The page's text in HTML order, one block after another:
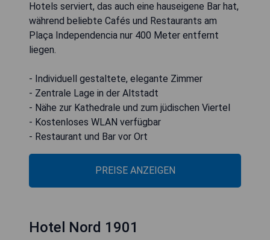
Hotels serviert, das auch eine hauseigene Bar hat,
während beliebte Cafés und Restaurants am
Plaça Independencia nur 400 Meter entfernt
liegen.
- Individuell gestaltete, elegante Zimmer
- Zentrale Lage in der Altstadt
- Nähe zur Kathedrale und zum jüdischen Viertel
- Kostenloses WLAN verfügbar
- Restaurant und Bar vor Ort
PREISE ANZEIGEN
Hotel Nord 1901